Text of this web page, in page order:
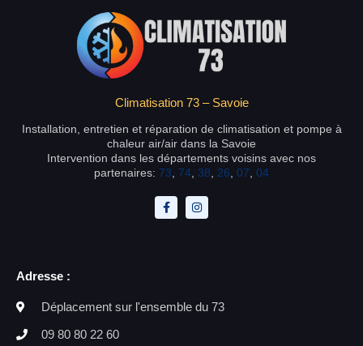
Climatisation 73 – Savoie
Installation, entretien et réparation de climatisation et pompe à
chaleur air/air dans la Savoie
Intervention dans les départements voisins avec nos
partenaires: 73 74 38 26 07 04
Adresse :
Déplacement sur l'ensemble du 73
09 80 80 22 60